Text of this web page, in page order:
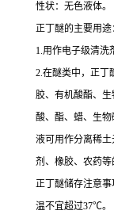
性状：无色液体。
正丁醚的主要用途
1.用作电子级清洗
2.在醚类中，正丁
胶、有机酸酯、
酸、酯、蜡、生
液可用作分离稀
剂、橡胶、农药等
正丁醚储存注意
温不宜超过37℃。